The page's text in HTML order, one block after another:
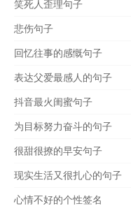
笑死人歪理句子
悲伤句子
回忆往事的感慨句子
表达父爱最感人的句子
抖音最火闺蜜句子
为目标努力奋斗的句子
很甜很撩的早安句子
现实生活又很扎心的句子
心情不好的个性签名